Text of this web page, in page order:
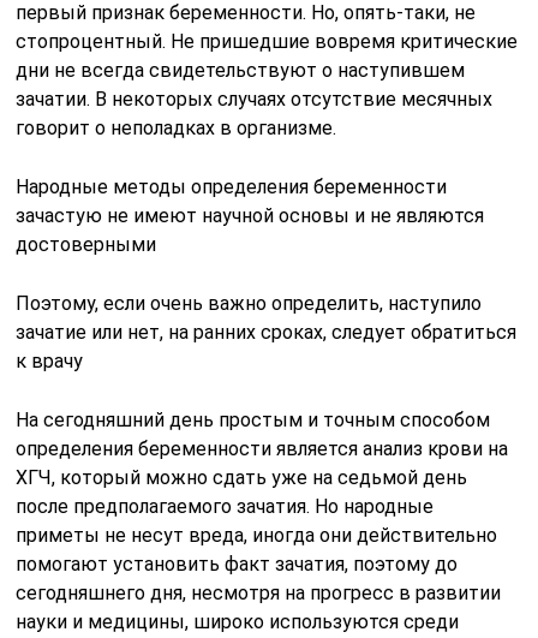
первый признак беременности. Но, опять-таки, не
стопроцентный. Не пришедшие вовремя критические
дни не всегда свидетельствуют о наступившем
зачатии. В некоторых случаях отсутствие месячных
говорит о неполадках в организме.
Народные методы определения беременности
зачастую не имеют научной основы и не являются
достоверными
Поэтому, если очень важно определить, наступило
зачатие или нет, на ранних сроках, следует обратиться
к врачу
На сегодняшний день простым и точным способом
определения беременности является анализ крови на
ХГЧ, который можно сдать уже на седьмой день
после предполагаемого зачатия. Но народные
приметы не несут вреда, иногда они действительно
помогают установить факт зачатия, поэтому до
сегодняшнего дня, несмотря на прогресс в развитии
науки и медицины, широко используются среди